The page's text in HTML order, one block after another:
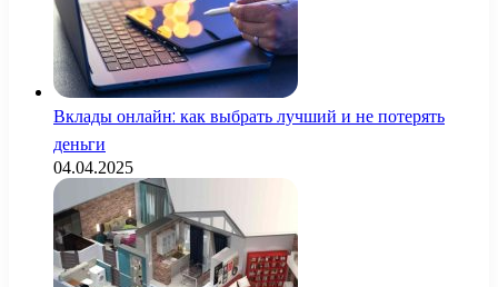
Вклады онлайн: как выбрать лучший и не потерять
деньги
04.04.2025